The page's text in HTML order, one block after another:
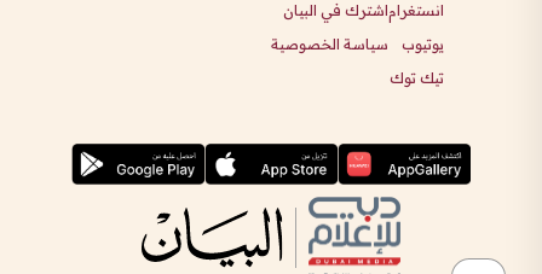
انستغرام
يوتيوب
تيك توك
اشترك في البيان
سياسة الخصوصية